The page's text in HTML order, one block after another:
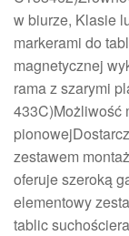
w biurze, Klasie
markerami do
magnetycznej
rama z szarymi
433C)Możliwość
zestawem
oferuje szeroką
elementowy
tablic